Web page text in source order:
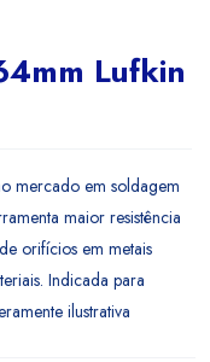
Lufkin
mercado em soldagem
maior resistência
orifícios em metais
Indicada para
ilustrativa